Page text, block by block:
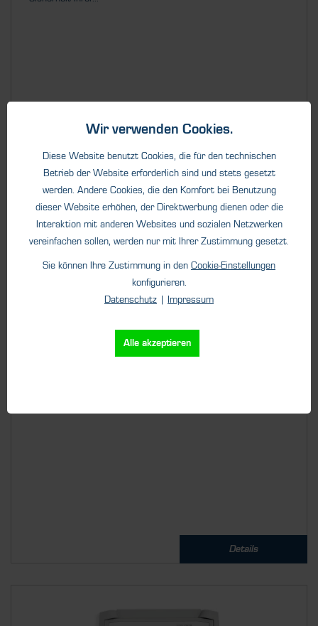
Stationäre Gaswarnanlagen
Details
Wir verwenden Cookies.
Diese Website benutzt Cookies, die für den technischen
Betrieb der Website erforderlich sind und stets gesetzt
werden. Andere Cookies, die den Komfort bei Benutzung
dieser Website erhöhen, der Direktwerbung dienen oder die
Interaktion mit anderen Websites und sozialen Netzwerken
vereinfachen sollen, werden nur mit Ihrer Zustimmung gesetzt.
Sie können Ihre Zustimmung in den Cookie-Einstellungen
konfigurieren.
Datenschutz
Impressum
Alle akzeptieren